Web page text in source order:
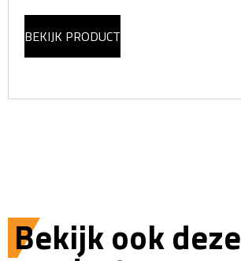
BEKIJK PRODUCT
Bekijk ook deze